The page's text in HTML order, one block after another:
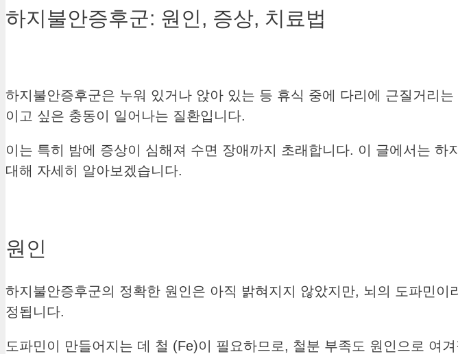
하지불안증후군: 원인, 증상, 치료법
하지불안증후군은 누워 있거나 앉아 있는 등 휴식 중에 다리에 근질거리
이고 싶은 충동이 일어나는 질환입니다.
이는 특히 밤에 증상이 심해져 수면 장애까지 초래합니다. 이 글에서는 하
대해 자세히 알아보겠습니다.
원인
하지불안증후군의 정확한 원인은 아직 밝혀지지 않았지만, 뇌의 도파민
정됩니다.
도파민이 만들어지는 데 철 (Fe)이 필요하므로, 철분 부족도 원인으로 여